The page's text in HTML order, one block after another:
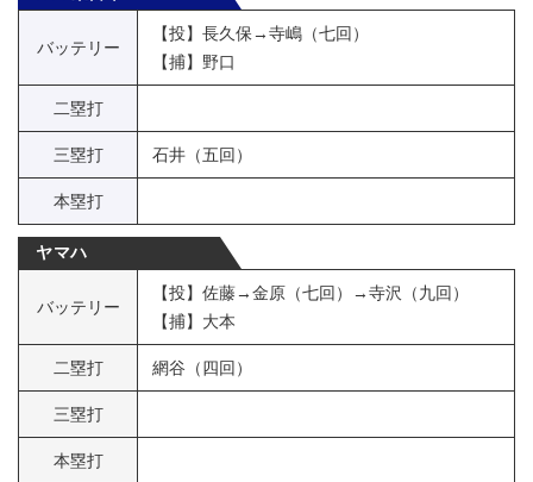
バッテリー
【投】長久保→寺嶋（七回）
【捕】野口
二塁打
三塁打 石井（五回）
本塁打
ヤマハ
バッテリー
【投】佐藤→金原（七回）→寺沢（九回）
【捕】大本
二塁打 網谷（四回）
三塁打
本塁打